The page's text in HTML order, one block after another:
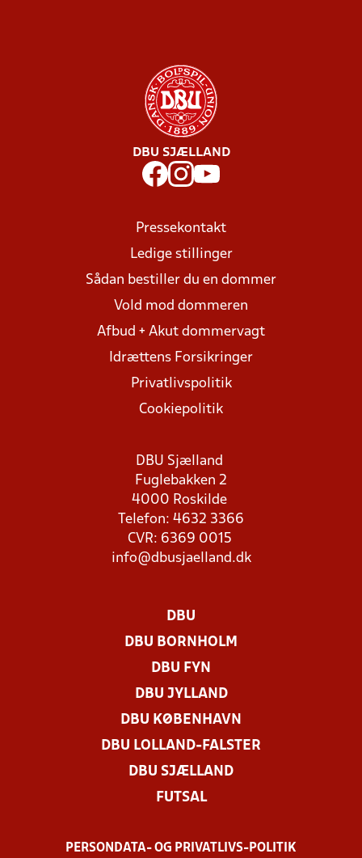
DBU SJÆLLAND
Pressekontakt
Ledige stillinger
Sådan bestiller du en dommer
Vold mod dommeren
Afbud + Akut dommervagt
Idrættens Forsikringer
Privatlivspolitik
Cookiepolitik
DBU Sjælland
Fuglebakken 2
4000 Roskilde
Telefon: 4632 3366
CVR: 6369 0015
info@dbusjaelland.dk
DBU
DBU BORNHOLM
DBU FYN
DBU JYLLAND
DBU KØBENHAVN
DBU LOLLAND-FALSTER
DBU SJÆLLAND
FUTSAL
PERSONDATA- OG PRIVATLIVS-POLITIK